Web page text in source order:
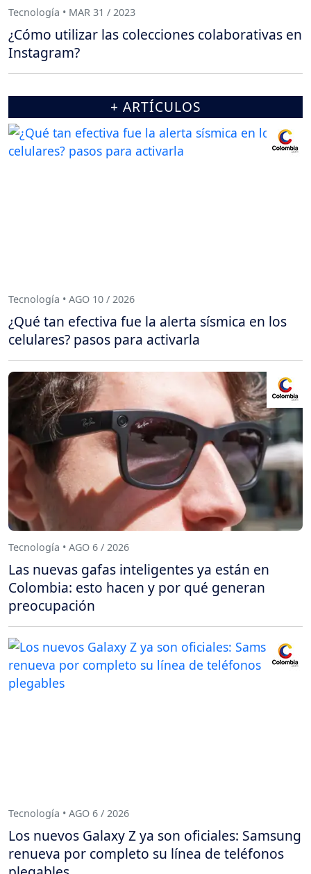
Tecnología • MAR 31 / 2023
¿Cómo utilizar las colecciones colaborativas en
Instagram?
+ ARTÍCULOS
Tecnología • AGO 10 / 2026
¿Qué tan efectiva fue la alerta sísmica en los
celulares? pasos para activarla
Tecnología • AGO 6 / 2026
Las nuevas gafas inteligentes ya están en
Colombia: esto hacen y por qué generan
preocupación
Tecnología • AGO 6 / 2026
Los nuevos Galaxy Z ya son oficiales: Samsung
renueva por completo su línea de teléfonos